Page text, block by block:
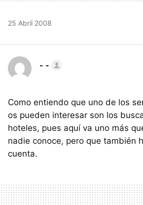
25 Abril 2008
- -
Como entiendo que uno de los
os pueden interesar son los
hoteles, pues aquí va uno más
nadie conoce, pero que también
cuenta.